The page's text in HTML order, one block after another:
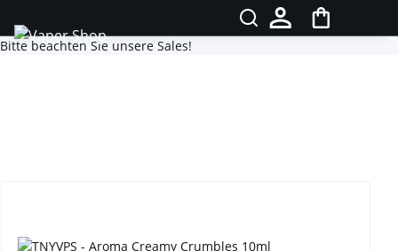
Bitte beachten Sie unsere Sales!